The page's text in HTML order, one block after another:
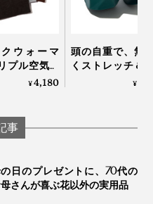
500Wの電子レンジにその
クウォーマ
プル空気層
ブロックす
ん
¥4,180
頭の自重で、無
くストレッチ＆
できる「コリ
¥
事
日のプレゼントに、70代の
さんが喜ぶ花以外の実用品